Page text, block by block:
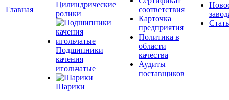
Главная
Цилиндрические
ролики
Подшипники
качения
игольчатые
Шарики
соответствия
Карточка
предприятия
Политика в
области
качества
Аудиты
поставщиков